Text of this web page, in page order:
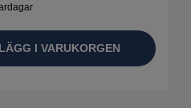
LÄGG I VARUKORGEN